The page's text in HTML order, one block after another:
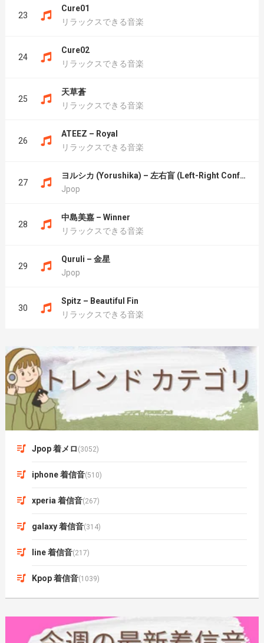
23
Cure01
リラックスできる音楽
24
Cure02
リラックスできる音楽
25
天草蒼
リラックスできる音楽
26
ATEEZ – Royal
リラックスできる音楽
27
ヨルシカ (Yorushika) – 左右盲 (Left-Right Confusion)
Jpop
28
中島美嘉 – Winner
リラックスできる音楽
29
Quruli – 金星
Jpop
30
Spitz – Beautiful Fin
リラックスできる音楽
Jpop 着メロ (3052)
iphone 着信音(510)
xperia 着信音(267)
galaxy 着信音(314)
line 着信音(217)
Kpop 着信音(1039)